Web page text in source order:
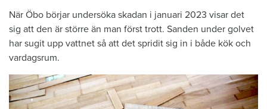
När Öbo börjar undersöka skadan i januari 2023 visar det
sig att den är större än man först trott. Sanden under golvet
har sugit upp vattnet så att det spridit sig in i både kök och
vardagsrum.